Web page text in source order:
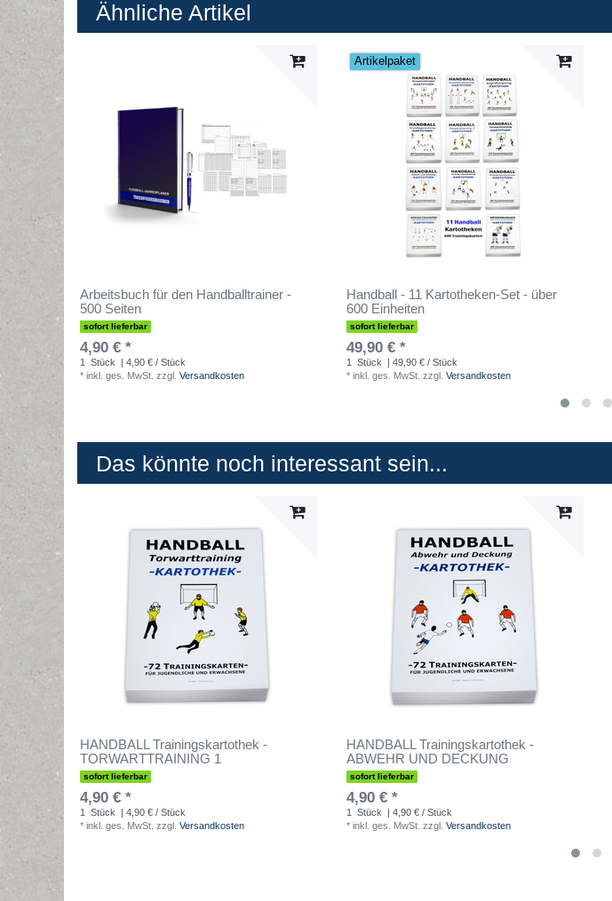
Ähnliche Artikel
Arbeitsbuch für den Handballtrainer -
500 Seiten
sofort lieferbar
4,90 € *
1 Stück
| 4,90 € / Stück
* inkl. ges. MwSt. zzgl. Versandkosten
Artikelpaket
Handball - 11 Kartotheken-Set - über
600 Einheiten
sofort lieferbar
49,90 € *
1 Stück
| 49,90 € / Stück
* inkl. ges. MwSt. zzgl. Versandkosten
Das könnte noch interessant sein...
HANDBALL Trainingskartothek -
TORWARTTRAINING 1
sofort lieferbar
4,90 € *
1 Stück
| 4,90 € / Stück
* inkl. ges. MwSt. zzgl. Versandkosten
HANDBALL Trainingskartothek -
ABWEHR UND DECKUNG
sofort lieferbar
4,90 € *
1 Stück
| 4,90 € / Stück
* inkl. ges. MwSt. zzgl. Versandkosten